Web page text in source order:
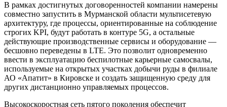
В рамках достигнутых договоренностей компании намерены
совместно запустить в Мурманской области мультисетевую
архитектуру, где процессы, ориентированные на соблюдение
строгих KPI, будут работать в контуре 5G, а остальные
действующие производственные сервисы и оборудование —
бесшовно переведены в LTE. Это позволит одновременно
ввести в эксплуатацию беспилотные карьерные самосвалы,
используемые на открытых участках добычи руды в филиале
АО «Апатит» в Кировске и создать защищенную среду для
других дистанционно управляемых процессов.
Высокоскоростная сеть пятого поколения обеспечит